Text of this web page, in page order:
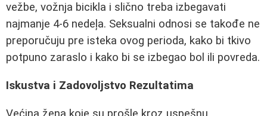
vežbe, vožnja bicikla i slično treba izbegavati
najmanje 4-6 nedeļa. Seksualni odnosi se takođe ne
preporučuju pre isteka ovog perioda, kako bi tkivo
potpuno zaraslo i kako bi se izbegao bol ili povreda.
Iskustva i Zadovoljstvo Rezultatima